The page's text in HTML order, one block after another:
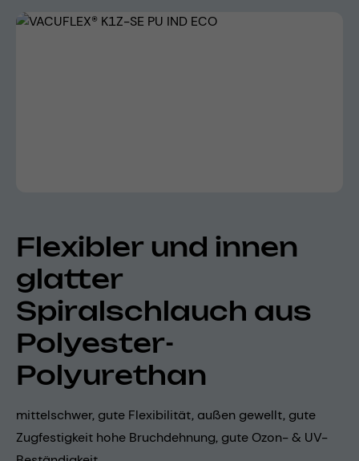
Bildergalerie überspringen
Flexibler und innen
glatter
Spiralschlauch aus
Polyester-
Polyurethan
mittelschwer, gute Flexibilität, außen gewellt, gute
Zugfestigkeit hohe Bruchdehnung, gute Ozon- & UV-